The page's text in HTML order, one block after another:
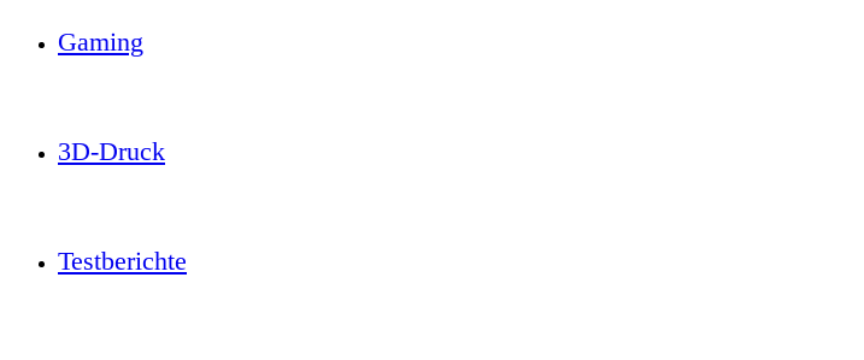
Gaming
3D-Druck
Testberichte